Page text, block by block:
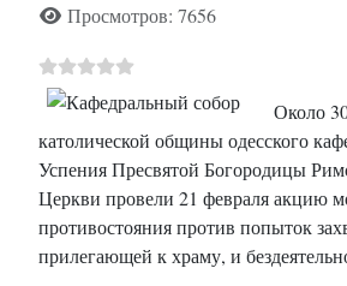
Просмотров: 7656
Около
католической общины одесского
Успения Пресвятой Богородицы
Церкви провели 21 февраля акцию
противостояния против попыток
прилегающей к храму, и